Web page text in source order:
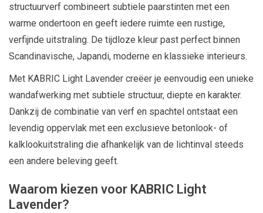
structuurverf combineert subtiele paarstinten met een
warme ondertoon en geeft iedere ruimte een rustige,
verfijnde uitstraling. De tijdloze kleur past perfect binnen
Scandinavische, Japandi, moderne en klassieke interieurs.
Met KABRIC Light Lavender creëer je eenvoudig een unieke
wandafwerking met subtiele structuur, diepte en karakter.
Dankzij de combinatie van verf en spachtel ontstaat een
levendig oppervlak met een exclusieve betonlook- of
kalklookuitstraling die afhankelijk van de lichtinval steeds
een andere beleving geeft.
Waarom kiezen voor KABRIC Light
Lavender?